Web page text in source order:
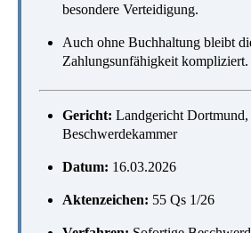
besondere Verteidigung.
Auch ohne Buchhaltung bleibt
Zahlungsunfähigkeit kompliziert.
Gericht: Landgericht Dortmund,
Beschwerdekammer
Datum: 16.03.2026
Aktenzeichen: 55 Qs 1/26